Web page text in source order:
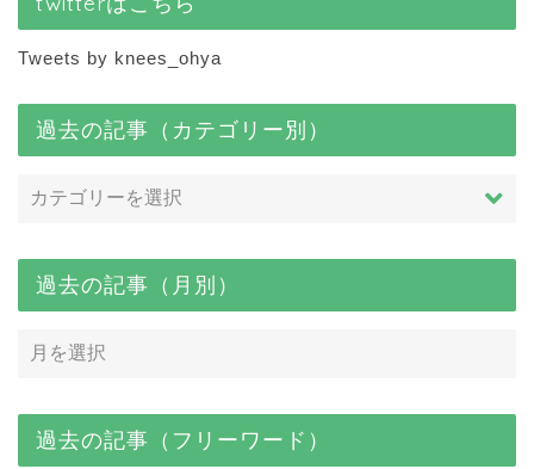
Tweets by knees_ohya
過去の記事（カテゴリー別）
過去の記事（月別）
過去の記事（フリーワード）